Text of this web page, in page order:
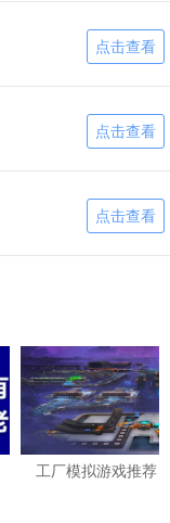
点击查看
点击查看
点击查看
工厂模拟游戏推荐